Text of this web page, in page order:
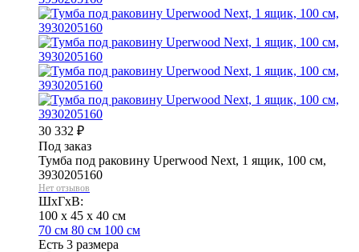
30 332 ₽
Под заказ
Тумба под раковину Uperwood Next, 1 ящик, 100 см,
3930205160
Нет отзывов
ШхГхВ:
100 x 45 x 40 см
70 см 80 см 100 см
Есть 3 размера